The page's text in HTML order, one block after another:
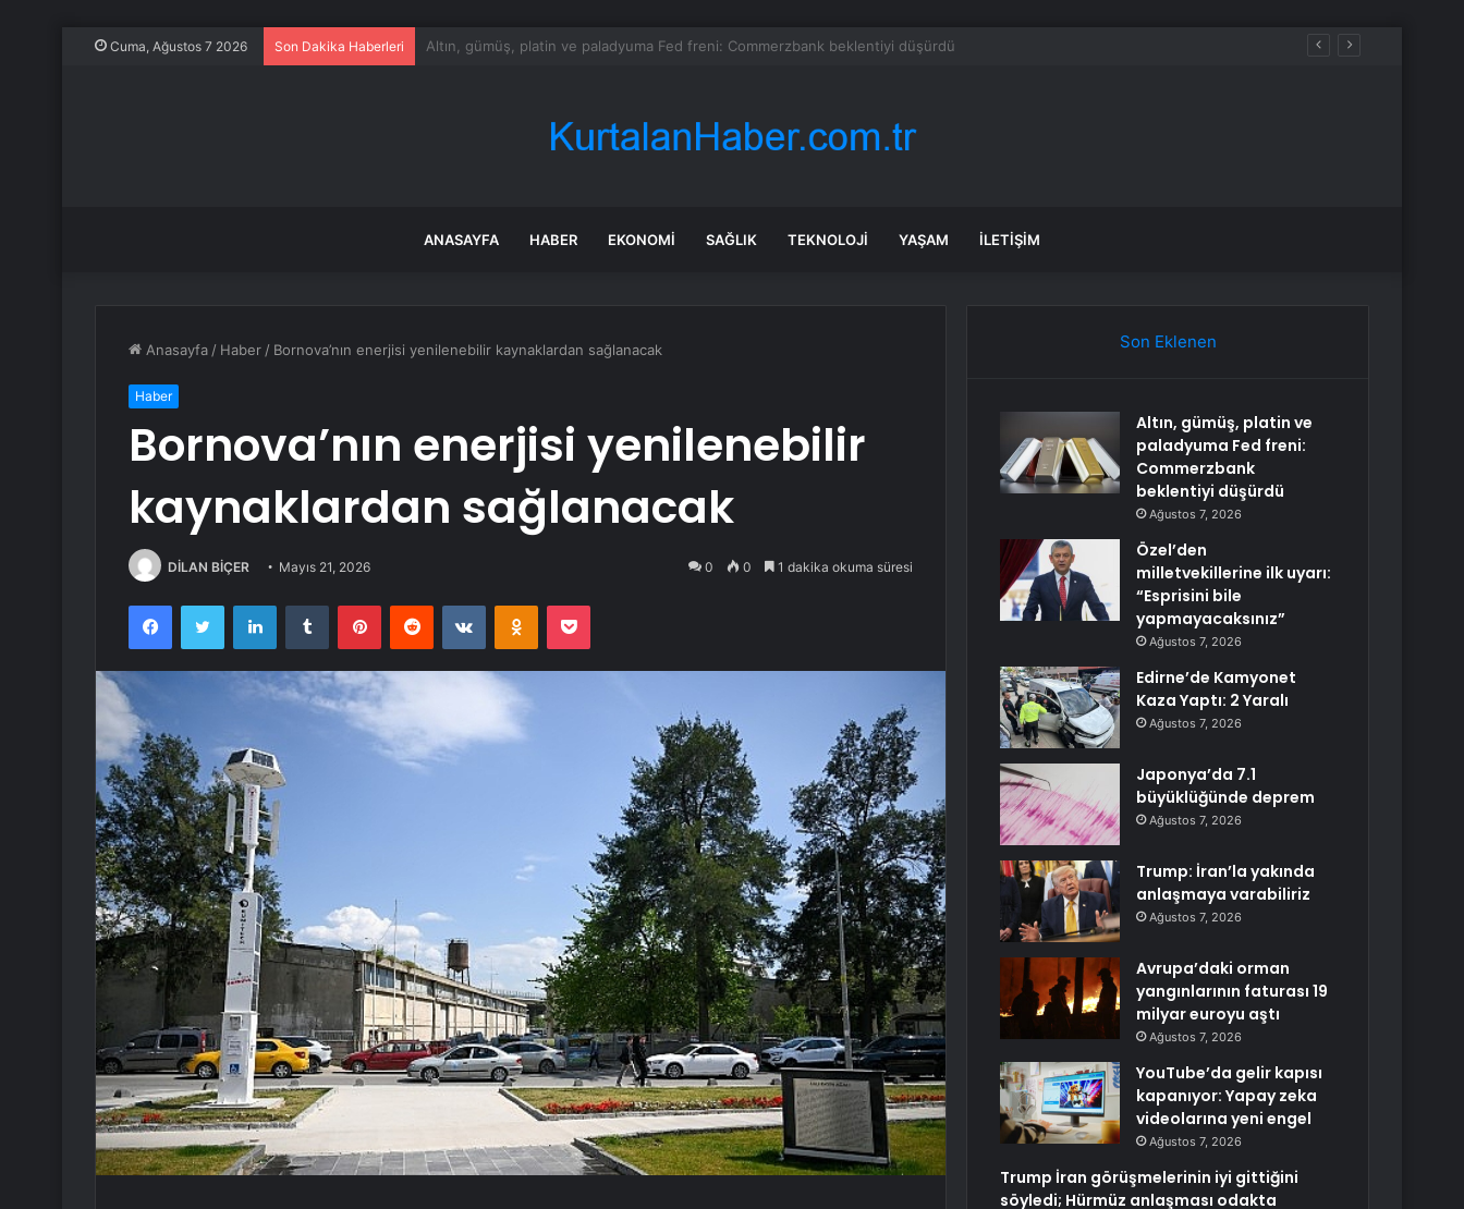
Cuma, Ağustos 7 2026 Son Dakika Haberleri Özel’den milletvekillerine ilk uyarı: “Esprisini bile yapmayacaksınız”
ANASAYFA HABER EKONOMI SAĞLIK TEKNOLOJI YAŞAM İLETIŞIM
Anasayfa / Haber / Bornova’nın enerjisi yenilenebilir kaynaklardan sağlanacak
Haber
Bornova’nın enerjisi yenilenebilir
kaynaklardan sağlanacak
DİLAN BİÇER Mayıs 21, 2026 0 0 1 dakika okuma süresi
FacebookTwitter LinkedInTumblr PinterestReddit VKontakteOdnoklassniki
Pocket
Son Eklenen
Altın, gümüş, platin ve
paladyuma Fed freni:
Commerzbank
beklentiyi düşürdü
Ağustos 7, 2026
Özel’den
milletvekillerine ilk uyarı:
“Esprisini bile
yapmayacaksınız”
Ağustos 7, 2026
Edirne’de Kamyonet
Kaza Yaptı: 2 Yaralı
Ağustos 7, 2026
Japonya’da 7.1
büyüklüğünde deprem
Ağustos 7, 2026
Trump: İran’la yakında
anlaşmaya varabiliriz
Ağustos 7, 2026
Avrupa’daki orman
yangınlarının faturası 19
milyar euroyu aştı
Ağustos 7, 2026
YouTube’da gelir kapısı
kapanıyor: Yapay zeka
videolarına yeni engel
Ağustos 7, 2026
Trump İran görüşmelerinin iyi gittiğini
söyledi; Hürmüz anlaşması odakta